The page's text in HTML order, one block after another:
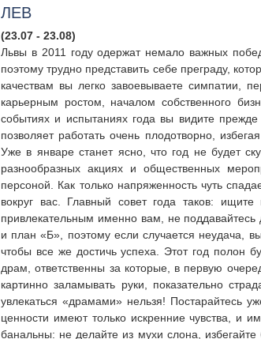
ЛЕВ
(23.07 - 23.08)
Львы в 2011 году одержат немало важных
поэтому трудно представить себе преграду,
качествам вы легко завоевываете симпатии,
карьерным ростом, началом собственного
событиях и испытаниях года вы видите
позволяет работать очень плодотворно,
Уже в январе станет ясно, что год не будет
разнообразных акциях и общественных
персоной. Как только напряженность чуть
вокруг вас. Главный совет года таков:
привлекательным именно вам, не
и план «Б», поэтому если случается неудача,
чтобы все же достичь успеха. Этот год полон
драм, ответственны за которые, в первую
картинно заламывать руки, показательно
увлекаться «драмами» нельзя! Постарайтесь
ценности имеют только искренние чувства, и
банальны: не делайте из мухи слона, избегайте